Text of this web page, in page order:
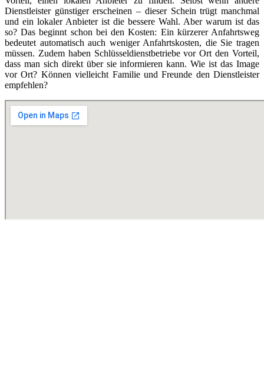
Dienstleister günstiger erscheinen – dieser Schein trügt manchmal
und ein lokaler Anbieter ist die bessere Wahl. Aber warum ist das
so? Das beginnt schon bei den Kosten: Ein kürzerer Anfahrtsweg
bedeutet automatisch auch weniger Anfahrtskosten, die Sie tragen
müssen. Zudem haben Schlüsseldienstbetriebe vor Ort den Vorteil,
dass man sich direkt über sie informieren kann. Wie ist das Image
vor Ort? Können vielleicht Familie und Freunde den Dienstleister
empfehlen?